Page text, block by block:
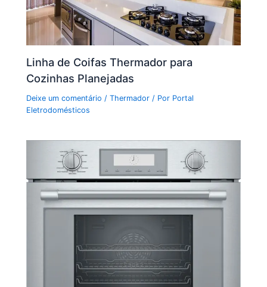
Linha de Coifas Thermador para
Cozinhas Planejadas
Deixe um comentário /Thermador / Por Portal
Eletrodomésticos